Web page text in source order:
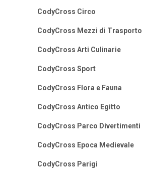
CodyCross Circo
CodyCross Mezzi di Trasporto
CodyCross Arti Culinarie
CodyCross Sport
CodyCross Flora e Fauna
CodyCross Antico Egitto
CodyCross Parco Divertimenti
CodyCross Epoca Medievale
CodyCross Parigi